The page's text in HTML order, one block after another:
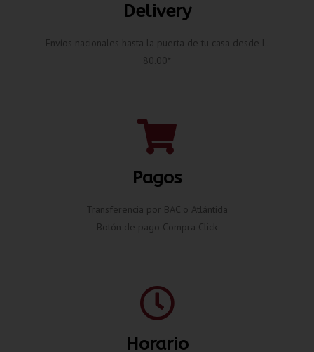
Delivery
Envíos nacionales hasta la puerta de tu casa desde L.
80.00*
Pagos
Transferencia por BAC o Atlántida
Botón de pago Compra Click
Horario